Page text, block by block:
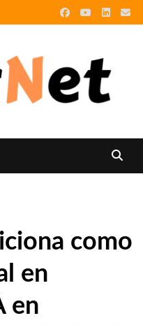
como
en
en